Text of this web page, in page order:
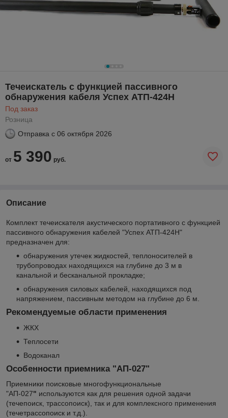
Течеискатель с функцией пассивного
обнаружения кабеля Успех АТП-424Н
Под заказ
Розница
Отправка с 06 октября 2026
от 5 390 руб.
Описание
Комплект течеискателя акустического портативного с функцией
пассивного обнаружения кабелей "Успех АТП-424Н"
предназначен для:
обнаружения утечек жидкостей, теплоносителей в
трубопроводах находящихся на глубине до 3 м в
канальной и бесканальной прокладке;
обнаружения силовых кабелей, находящихся под
напряжением, пассивным методом на глубине до 6 м.
Рекомендуемые области применения
ЖКХ
Теплосети
Водоканал
Особенности приемника "АП-027"
Приемники поисковые многофункциональные
"АП-027" используются как для решения одной задачи
(течепоиск, трассопоиск), так и для комплексного применения
(течетрассопоиск и т.д.).